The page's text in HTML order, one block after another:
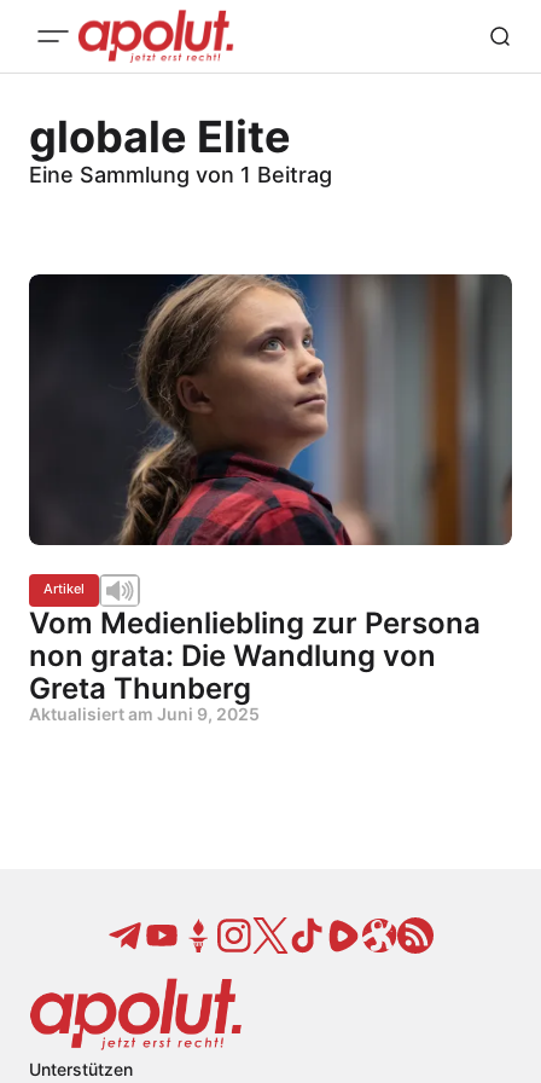
globale Elite
Eine Sammlung von 1 Beitrag
Artikel
Vom Medienliebling zur Persona
non grata: Die Wandlung von
Greta Thunberg
Aktualisiert am Juni 9, 2025
Unterstützen